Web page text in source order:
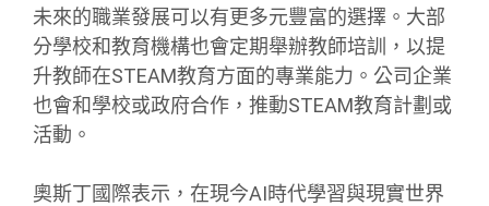
未來的職業發展可以有更多元豐富的選擇。大部
分學校和教育機構也會定期舉辦教師培訓，以提
升教師在STEAM教育方面的專業能力。公司企業
也會和學校或政府合作，推動STEAM教育計劃或
活動。
奧斯丁國際表示，在現今AI時代學習與現實世界